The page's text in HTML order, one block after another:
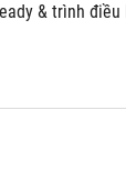
& trình